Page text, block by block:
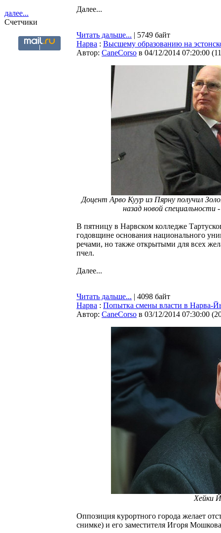
далее...
Счетчики
Далее...
Читать дальше... | 5749 байт
Нарва : Высшему образованию на
Автор: CaneCorso в 04/12/2014 07:20:00 (
Доцент Арво Куур из Пярну получил
назад новой
В пятницу в Нарвском колледже
годовщине основания национального
речами, но также открытыми для всех
пчел.
Далее...
Читать дальше... | 4098 байт
Нарва : Попытка смены власти в Нарва-
Автор: CaneCorso в 03/12/2014 07:30:00 (
Хейки
Оппозиция курортного города желает
снимке) и его заместителя Игоря